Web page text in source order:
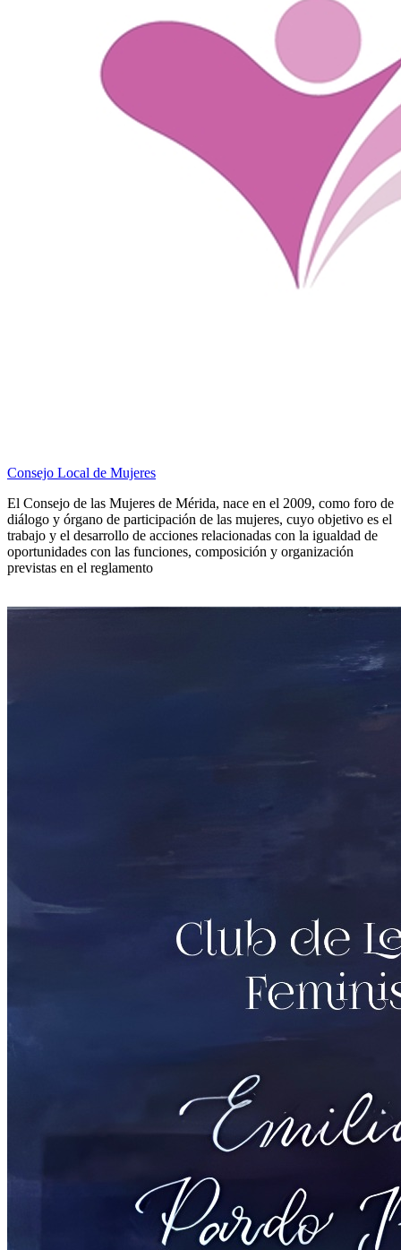
Consejo Local de Mujeres
El Consejo de las Mujeres de Mérida, nace en el 2009, como foro de
diálogo y órgano de participación de las mujeres, cuyo objetivo es el
trabajo y el desarrollo de acciones relacionadas con la igualdad de
oportunidades con las funciones, composición y organización
previstas en el reglamento